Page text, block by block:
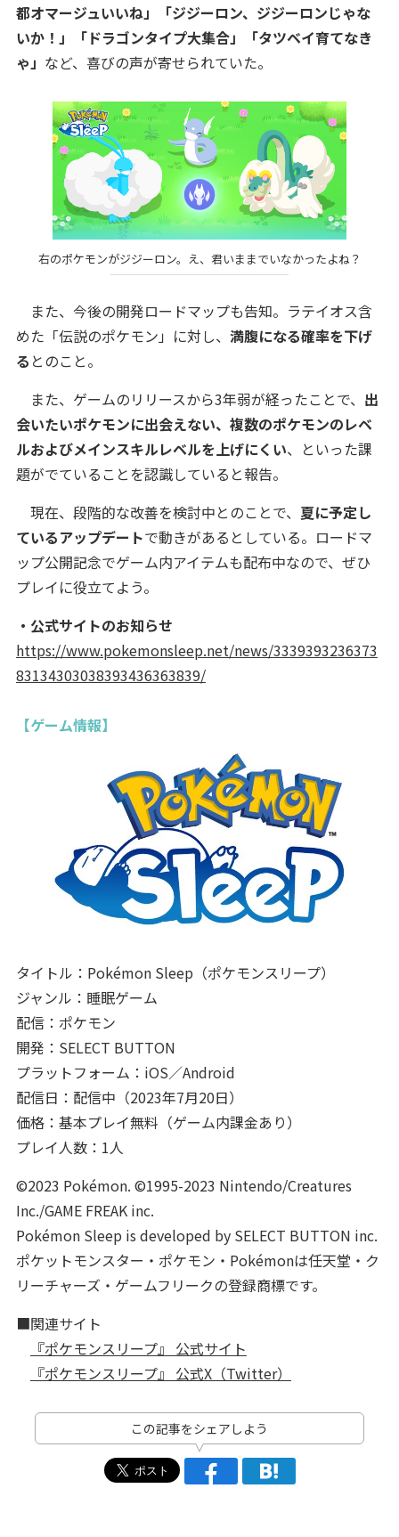
都オマージュいいね」「ジジーロン、ジジーロンじゃな
いか！」「ドラゴンタイプ大集合」「タツベイ育てなき
ゃ」 など、喜びの声が寄せられていた。
右のポケモンがジジーロン。え、君いままでいなかったよね？
また、今後の開発ロードマップも告知。ラテイオス含
めた「伝説のポケモン」に対し、 満腹になる確率を下げ
る とのこと。
また、ゲームのリリースから3年弱が経ったことで、 出
会いたいポケモンに出会えない、複数のポケモンのレベ
ルおよびメインスキルレベルを上げにくい、といった課
題がでていることを認識していると報告。
現在、段階的な改善を検討中とのことで、 夏に予定し
ているアップデートで動きがあるとしている。ロードマ
ップ公開記念でゲーム内アイテムも配布中なので、ぜひ
プレイに役立てよう。
・公式サイトのお知らせ
https://www.pokemonsleep.net/news/3339393236373
83134303038393436363839/
【ゲーム情報】
タイトル：Pokémon Sleep（ポケモンスリープ）
ジャンル：睡眠ゲーム
配信：ポケモン
開発：SELECT BUTTON
プラットフォーム：iOS／Android
配信日：配信中（2023年7月20日）
価格：基本プレイ無料（ゲーム内課金あり）
プレイ人数：1人
©2023 Pokémon. ©1995-2023 Nintendo/Creatures
Inc./GAME FREAK inc.
Pokémon Sleep is developed by SELECT BUTTON inc.
ポケットモンスター・ポケモン・Pokémonは任天堂・ク
リーチャーズ・ゲームフリークの登録商標です。
■関連サイト
『ポケモンスリープ』 公式サイト
『ポケモンスリープ』 公式X（Twitter）
この記事をシェアしよう